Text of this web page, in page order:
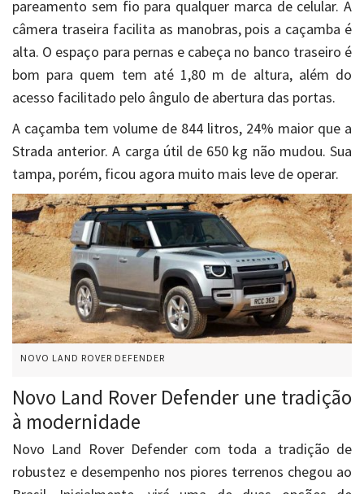
pareamento sem fio para qualquer marca de celular. A
câmera traseira facilita as manobras, pois a caçamba é
alta. O espaço para pernas e cabeça no banco traseiro é
bom para quem tem até 1,80 m de altura, além do
acesso facilitado pelo ângulo de abertura das portas.
A caçamba tem volume de 844 litros, 24% maior que a
Strada anterior. A carga útil de 650 kg não mudou. Sua
tampa, porém, ficou agora muito mais leve de operar.
NOVO LAND ROVER DEFENDER
Novo Land Rover Defender une tradição
à modernidade
Novo Land Rover Defender com toda a tradição de
robustez e desempenho nos piores terrenos chegou ao